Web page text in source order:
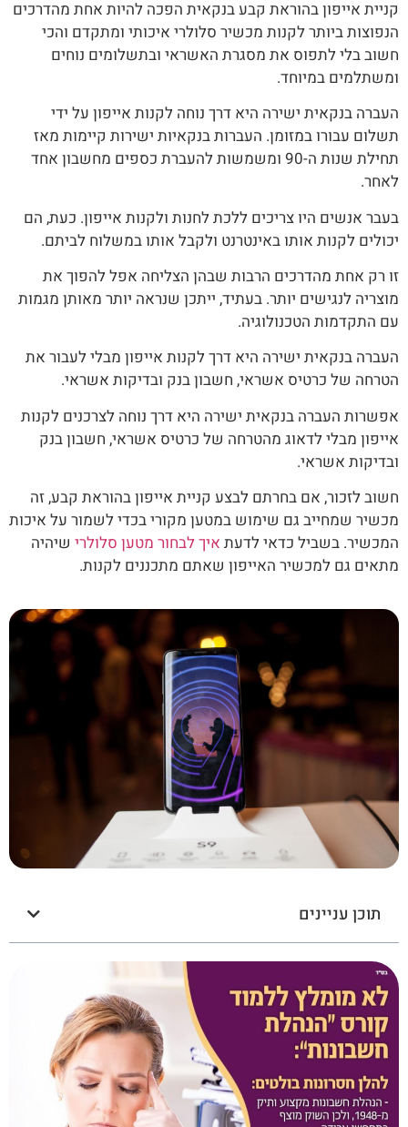
קניית אייפון בהוראת קבע בנקאית הפכה להיות אחת מהדרכים
הנפוצות ביותר לקנות מכשיר סלולרי איכותי ומתקדם והכי
חשוב בלי לתפוס את מסגרת האשראי ובתשלומים נוחים
ומשתלמים במיוחד.
העברה בנקאית ישירה היא דרך נוחה לקנות אייפון על ידי
תשלום עבורו במזומן. העברות בנקאיות ישירות קיימות מאז
תחילת שנות ה-90 ומשמשות להעברת כספים מחשבון אחד
לאחר.
בעבר אנשים היו צריכים ללכת לחנות ולקנות אייפון. כעת, הם
יכולים לקנות אותו באינטרנט ולקבל אותו במשלוח לביתם.
זו רק אחת מהדרכים הרבות שבהן הצליחה אפל להפוך את
מוצריה לנגישים יותר. בעתיד, ייתכן שנראה יותר מאותן מגמות
עם התקדמות הטכנולוגיה.
העברה בנקאית ישירה היא דרך לקנות אייפון מבלי לעבור את
הטרחה של כרטיס אשראי, חשבון בנק ובדיקות אשראי.
אפשרות העברה בנקאית ישירה היא דרך נוחה לצרכנים לקנות
אייפון מבלי לדאוג מהטרחה של כרטיס אשראי, חשבון בנק
ובדיקות אשראי.
חשוב לזכור, אם בחרתם לבצע קניית אייפון בהוראת קבע, זה
מכשיר שמחייב גם שימוש במטען מקורי בכדי לשמור על איכות
המכשיר. בשביל כדאי לדעת איך לבחור מטען סלולרי שיהיה
מתאים גם למכשיר האייפון שאתם מתכננים לקנות.
תוכן עניינים